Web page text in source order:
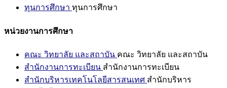
ทุนการศึกษา ทุนการศึกษา
หน่วยงานการศึกษา
คณะ วิทยาลัย และสถาบัน คณะ วิทยาลัย และสถาบัน
สำนักงานการทะเบียน สำนักงานการทะเบียน
สำนักบริหารเทคโนโลยีสารสนเทศ สำนักบริหาร